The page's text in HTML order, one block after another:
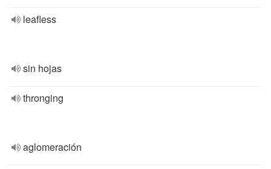
leafless
sin hojas
thronging
aglomeración